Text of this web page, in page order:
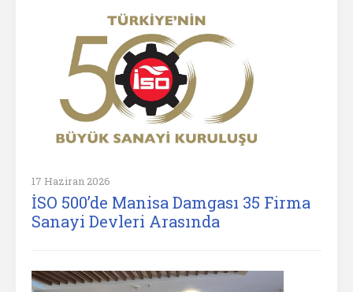
17 Haziran 2026
İSO 500’de Manisa Damgası 35 Firma
Sanayi Devleri Arasında